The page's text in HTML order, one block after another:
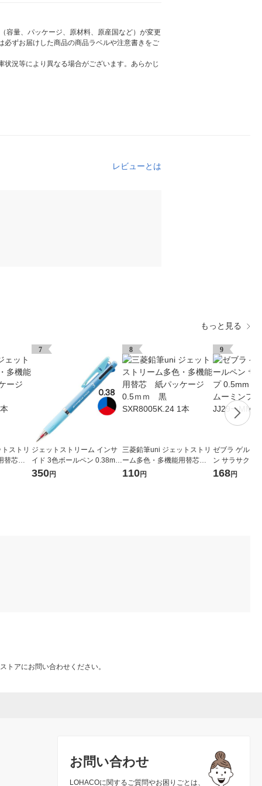
容量、パッケージ、原材料、原産国など）が変更
ずお届けした商品の商品ラベルや注意書きをご
況等により異なる場合がございます。あらかじ
レビューとは
もっと見る
ストリ
用替芯
ｍ 黒
7
ジェットストリーム インサ
イド 3色ボールペン 0.38mm
ブルー軸 青 アスクル限定 H.
350円
8
三菱鉛筆uni ジェットストリ
ーム多色・多機能用替芯
紙パッケージ 0.5ｍｍ 黒
110円
9
ゼブラ ゲルイ
ン サラサクリ
定 ムーミン ム
168円
トアにお問い合わせください。
お問い合わせ
LOHACOに関するご質問やお困りごとは、